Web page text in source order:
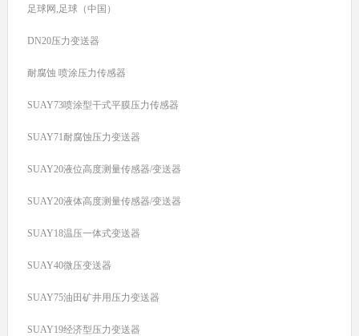
足球网,足球（中国）
DN20压力变送器
耐腐蚀 喷涂压力传感器
SUAY73喷涂型干式平膜压力传感器
SUAY71耐腐蚀压力变送器
SUAY20液位高度测量传感器/变送器
SUAY20液体高度测量传感器/变送器
SUAY18温压一体式变送器
SUAY40微压变送器
SUAY75油田矿井用压力变送器
SUAY19经济型压力变送器